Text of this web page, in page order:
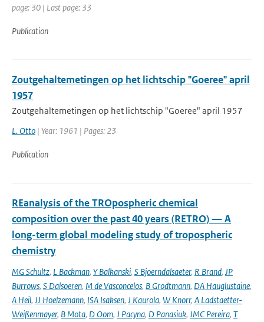
page: 30 | Last page: 33
Publication
Zoutgehaltemetingen op het lichtschip "Goeree" april
1957
Zoutgehaltemetingen op het lichtschip "Goeree" april 1957
L. Otto | Year: 1961 | Pages: 23
Publication
REanalysis of the TROpospheric chemical
composition over the past 40 years (RETRO) — A
long-term global modeling study of tropospheric
chemistry
MG Schultz, L Backman, Y Balkanski, S Bjoerndalsaeter, R Brand, JP
Burrows, S Dalsoeren, M de Vasconcelos, B Grodtmann, DA Hauglustaine,
A Heil, JJ Hoelzemann, ISA Isaksen, J Kaurola, W Knorr, A Ladstaetter-
Weißenmayer, B Mota, D Oom, J Pacyna, D Panasiuk, JMC Pereira, T